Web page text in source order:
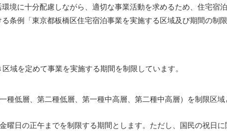
境に十分配慮しながら、適切な事業活動を求めるため、住宅宿
条例「東京都板橋区住宅宿泊事業を実施する区域及び期間の制
域を定めて事業を実施する期間を制限しています。
種低層、第二種低層、第一種中高層、第二種中高層）を制限区
曜日の正午までを制限する期間とします。ただし、国民の祝日